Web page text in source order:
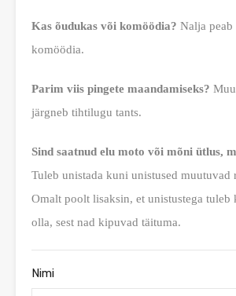
Kas õudukas või komöödia? Nalja peab
komöödia.
Parim viis pingete maandamiseks?
järgneb tihtilugu tants.
Sind saatnud elu moto või mõni ütlus,
Tuleb unistada kuni unistused muutuvad
Omalt poolt lisaksin, et unistustega tuleb
olla, sest nad kipuvad täituma.
Nimi